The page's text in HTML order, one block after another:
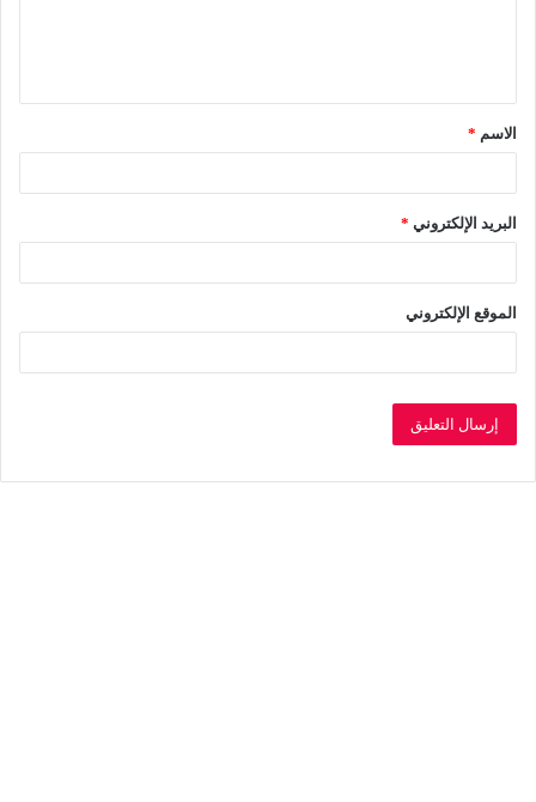
ق
*الاسم *
البريد الإلكتروني *
الموقع الإلكتروني